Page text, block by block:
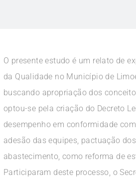
O presente estudo é um relato de
da Qualidade no Município de
buscando apropriação dos
optou-se pela criação do Decreto
desempenho em conformidade
adesão das equipes, pactuação
abastecimento, como reforma de
Participaram deste processo, o